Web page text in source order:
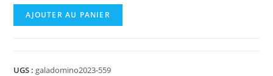
quantité
de
AJOUTER AU PANIER
UGS : galadomino2023-559